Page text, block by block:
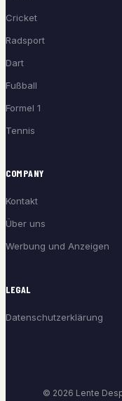
Cricket
Radsport
Dart
Fußball
Formel 1
Tennis
COMPANY
Kontakt
Über uns
Werbung und Anzeigen
LEGAL
Datenschutzerklärung
© 2026 Lente